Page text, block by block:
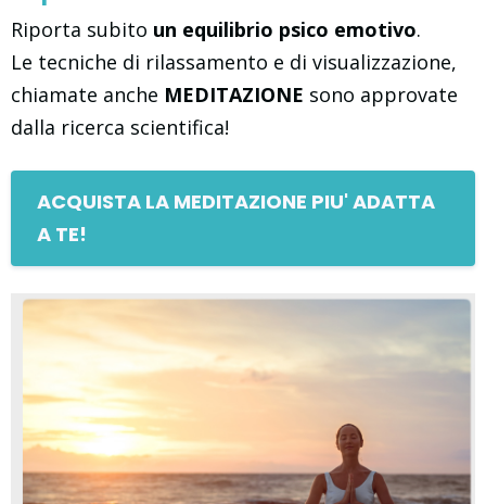
Riporta subito un equilibrio psico emotivo.
Le tecniche di rilassamento e di visualizzazione,
chiamate anche MEDITAZIONE sono approvate
dalla ricerca scientifica!
ACQUISTA LA MEDITAZIONE PIU' ADATTA
A TE!